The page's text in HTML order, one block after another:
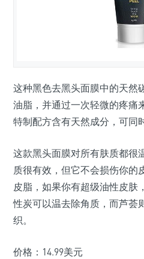
这种黑色去黑头面膜中的天然
油脂，并通过一次轻微的疼痛
特制配方含有天然成分，可同
这款黑头面膜对所有肤质都很
质很有效，但它不会损伤你的
皮脂，如果你有超级油性皮肤
性炭可以温去除角质，而芦荟
织。
价格：14.99美元